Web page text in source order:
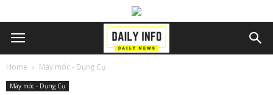
Home Máy móc - Dụng Cụ
Máy móc - Dụng Cụ